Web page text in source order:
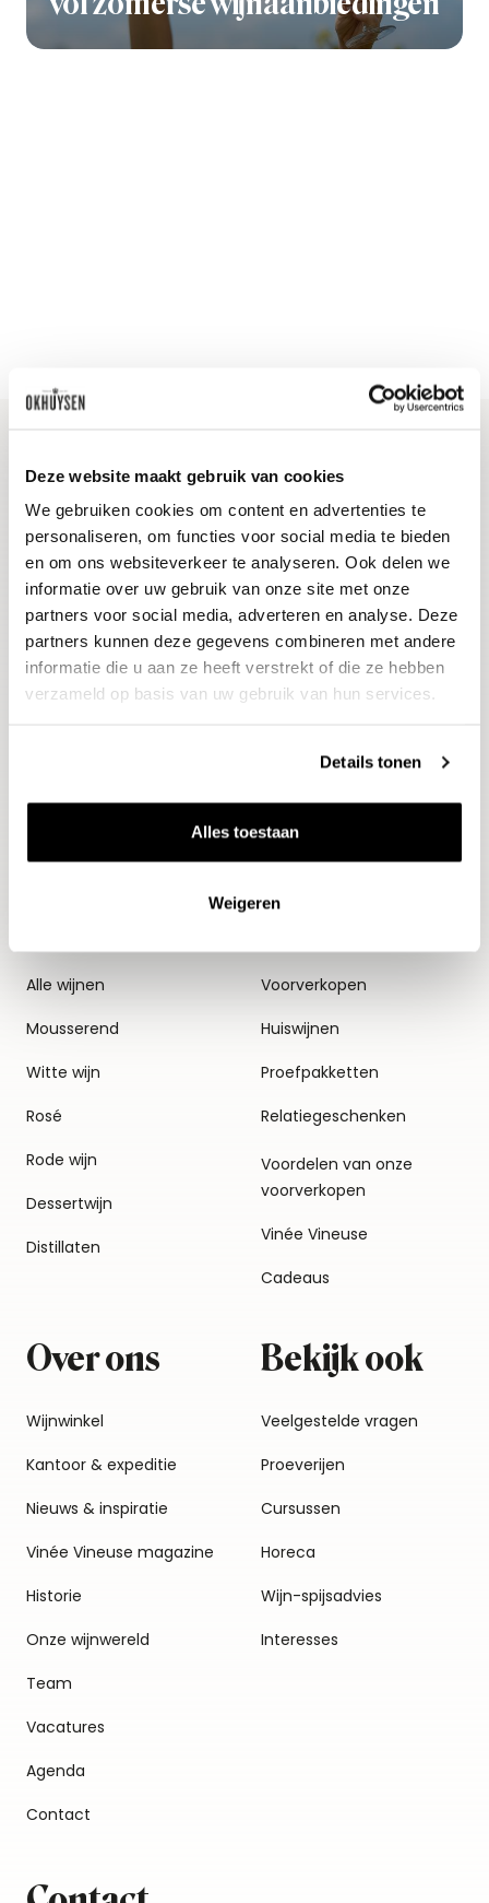
Deze website maakt gebruik van cookies
We gebruiken cookies om content en advertenties te
personaliseren, om functies voor social media te bieden
en om ons websiteverkeer te analyseren. Ook delen we
informatie over uw gebruik van onze site met onze
partners voor social media, adverteren en analyse. Deze
partners kunnen deze gegevens combineren met andere
informatie die u aan ze heeft verstrekt of die ze hebben
verzameld op basis van uw gebruik van hun services.
Details tonen
Alles toestaan
Weigeren
Blijf op de hoogte
Ontvang het laatste wijnnieuws, proeverijen en
evenementen
E-mailadres
Aanmelden
Alle wijnen
Mousserend
Witte wijn
Rosé
Rode wijn
Dessertwijn
Distillaten
Thema's
Voorverkopen
Huiswijnen
Proefpakketten
Relatiegeschenken
Voordelen van onze
voorverkopen
Vinée Vineuse
Cadeaus
Over ons
Wijnwinkel
Kantoor & expeditie
Nieuws & inspiratie
Vinée Vineuse magazine
Historie
Onze wijnwereld
Team
Vacatures
Agenda
Contact
Bekijk ook
Veelgestelde vragen
Proeverijen
Cursussen
Horeca
Wijn-spijsadvies
Interesses